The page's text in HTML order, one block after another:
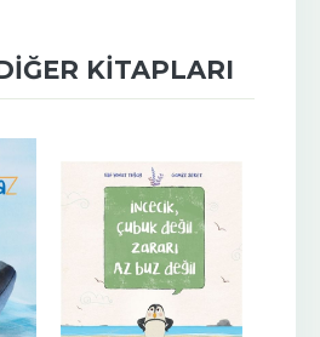
KITAPLARI